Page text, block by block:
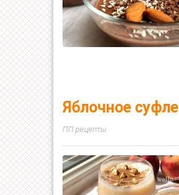
Яблочное суфле
ПП рецепты